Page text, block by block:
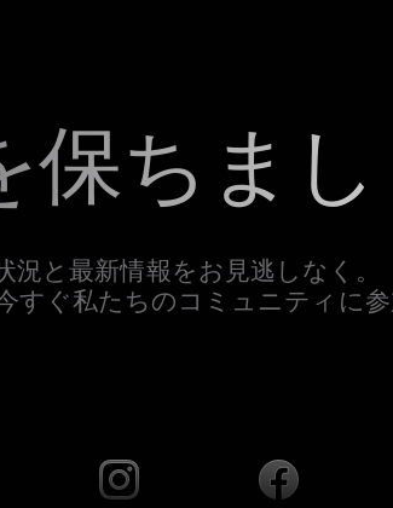
ちまし
況と最新情報をお見逃しなく。
すぐ私たちのコミュニティに参